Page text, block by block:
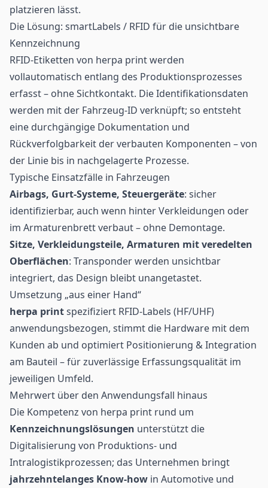
platzieren lässt.
Die Lösung: smartLabels / RFID für die unsichtbare
Kennzeichnung
RFID-Etiketten von herpa print werden
vollautomatisch entlang des Produktionsprozesses
erfasst – ohne Sichtkontakt. Die Identifikationsdaten
werden mit der Fahrzeug-ID verknüpft; so entsteht
eine durchgängige Dokumentation und
Rückverfolgbarkeit der verbauten Komponenten – von
der Linie bis in nachgelagerte Prozesse.
Typische Einsatzfälle in Fahrzeugen
Airbags, Gurt-Systeme, Steuergeräte: sicher
identifizierbar, auch wenn hinter Verkleidungen oder
im Armaturenbrett verbaut – ohne Demontage.
Sitze, Verkleidungsteile, Armaturen mit veredelten
Oberflächen: Transponder werden unsichtbar
integriert, das Design bleibt unangetastet.
Umsetzung „aus einer Hand“
herpa printspezifiziert RFID-Labels (HF/UHF)
anwendungsbezogen, stimmt die Hardware mit dem
Kunden ab und optimiert Positionierung & Integration
am Bauteil – für zuverlässige Erfassungsqualität im
jeweiligen Umfeld.
Mehrwert über den Anwendungsfall hinaus
Die Kompetenz von herpa print rund um
Kennzeichnungslösungen unterstützt die
Digitalisierung von Produktions- und
Intralogistikprozessen; das Unternehmen bringt
jahrzehntelanges Know-how in Automotive und